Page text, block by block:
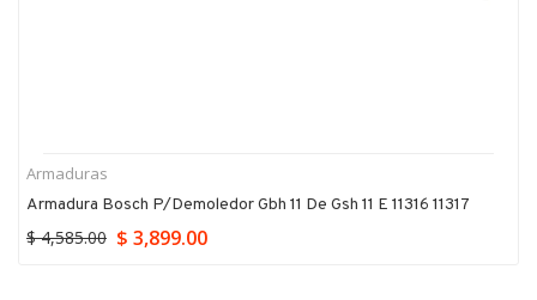
Armaduras
Armadura Bosch P/demoledor Gbh 11 De Gsh 11 E 11316 11317
$ 4,585.00 $ 3,899.00